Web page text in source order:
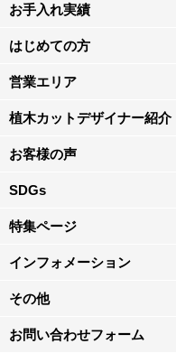
お手入れ実績
はじめての方
営業エリア
植木カットデザイナー紹介
お客様の声
SDGs
特集ページ
インフォメーション
その他
お問い合わせフォーム